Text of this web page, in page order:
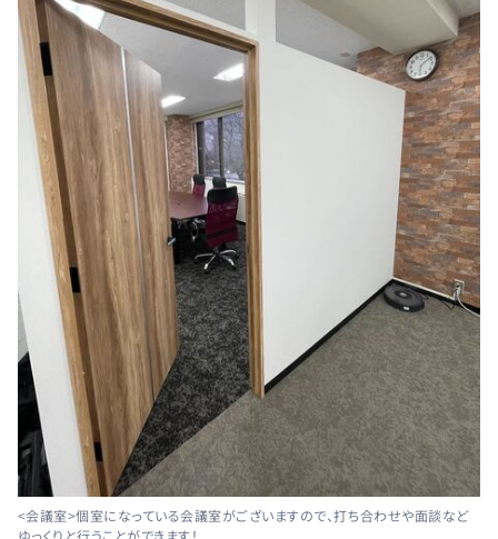
<会議室>個室になっている会議室がございますので、打ち合わせや面談など
ゆっくりと行うことができます！